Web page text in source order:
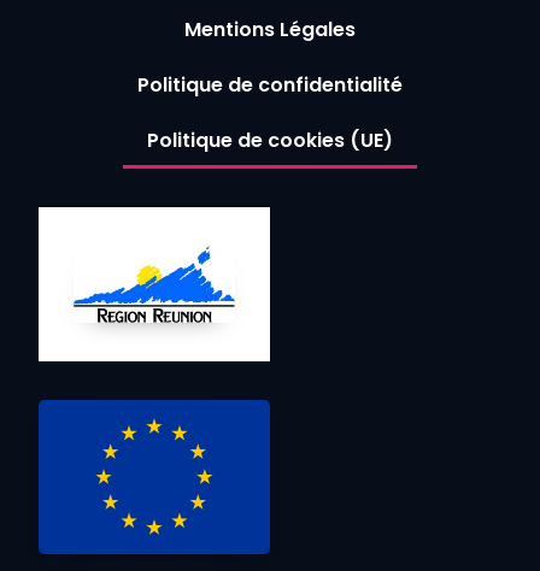
Mentions Légales
Politique de confidentialité
Politique de cookies (UE)